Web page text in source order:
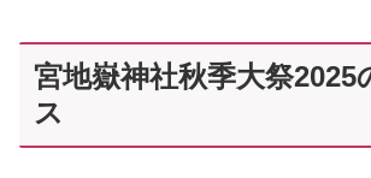
宮地嶽神社秋季大祭2025
ス